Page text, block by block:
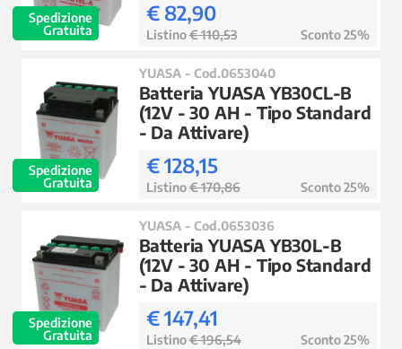
Spedizione
Gratuita
€ 82,90
Listino€ 110,53 Sconto 25%
Spedizione
Gratuita
YUASA - Cod.0653040
Batteria YUASA YB30CL-B
(12V - 30 AH - Tipo Standard
- Da Attivare)
€ 128,15
Listino€ 170,86 Sconto 25%
Spedizione
Gratuita
YUASA - Cod.0653036
Batteria YUASA YB30L-B
(12V - 30 AH - Tipo Standard
- Da Attivare)
€ 147,41
Listino€ 196,54 Sconto 25%